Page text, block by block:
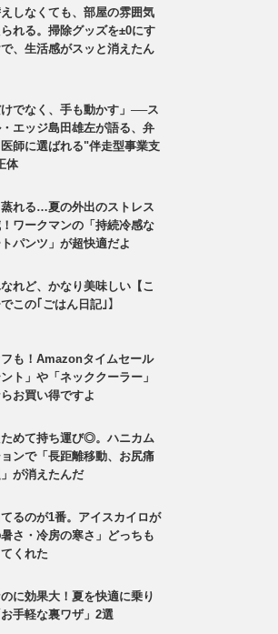
しなくても、部屋の雰囲気
れる。掃除グッズを±0にす
、生活感がスッと消えたん
けでなく、手も動かす」──ス
エッジ島田雄左が語る、弁
師に選ばれる"伴走型事業支
体
れる…夏の外出のストレス
ワークマンの「持続冷感な
パンツ」が超快適だよ
れど、かなり美味しい【こ
この｢ごはん日記｣】
も！Amazonタイムセール
ト」や「ネッククーラー」
お買い得ですよ
めて持ち運び◎。ハニカム
ンで「長距離移動、お尻痛
が消えたんだ
るのが1番。アイスカイロが
暑さ・冷房の寒さ」どっちも
くれた
に効果大！夏を快適に乗り
手軽な裏ワザ」2選